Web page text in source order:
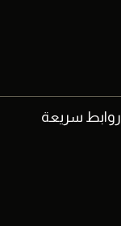
روابط سريعة